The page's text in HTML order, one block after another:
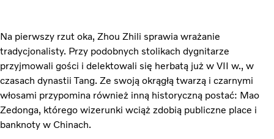
Na pierwszy rzut oka, Zhou Zhili sprawia wrażanie
tradycjonalisty. Przy podobnych stolikach dygnitarze
przyjmowali gości i delektowali się herbatą już w VII w., w
czasach dynastii Tang. Ze swoją okrągłą twarzą i czarnymi
włosami przypomina również inną historyczną postać: Mao
Zedonga, którego wizerunki wciąż zdobią publiczne place i
banknoty w Chinach.